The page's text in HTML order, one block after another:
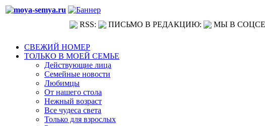
RSS: ПИСЬМО В РЕДАКЦИЮ: МЫ В
СВЕЖИЙ НОМЕР
ТОЛЬКО В МОЕЙ СЕМЬЕ
Действующие лица
Семейные новости
Любимцы
От нашего стола
Нежный возраст
Все чудеса света
Только для взрослых